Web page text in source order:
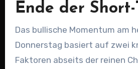
Ende der Short-
Das bullische Momentum am
Donnerstag basiert auf zwei
Faktoren abseits der reinen